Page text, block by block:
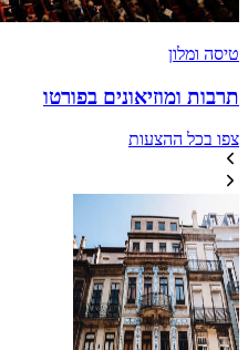
טיסה ומלון
תרבות ומוזיאונים בפורטו
צפו בכל ההצעות